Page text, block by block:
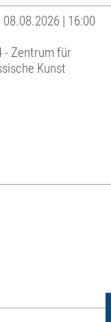
| 16:00
- Zentrum für
Kunst